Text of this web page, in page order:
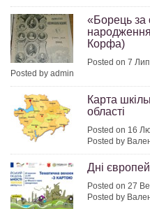
«Борець за
Корфа)
Posted on 7
Posted by admin
Карта
області
Posted on 16
Posted by
Дні
Posted on 27
Posted by